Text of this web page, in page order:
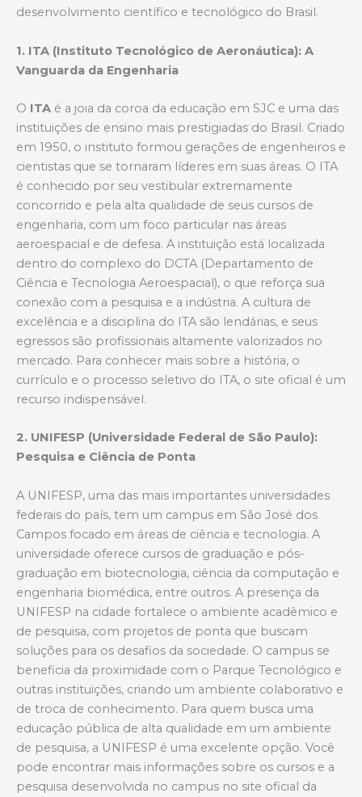
desenvolvimento científico e tecnológico do Brasil.
1. ITA (Instituto Tecnológico de Aeronáutica): A
Vanguarda da Engenharia
O ITA é a joia da coroa da educação em SJC e uma das
instituições de ensino mais prestigiadas do Brasil. Criado
em 1950, o instituto formou gerações de engenheiros e
cientistas que se tornaram líderes em suas áreas. O ITA
é conhecido por seu vestibular extremamente
concorrido e pela alta qualidade de seus cursos de
engenharia, com um foco particular nas áreas
aeroespacial e de defesa. A instituição está localizada
dentro do complexo do DCTA (Departamento de
Ciência e Tecnologia Aeroespacial), o que reforça sua
conexão com a pesquisa e a indústria. A cultura de
excelência e a disciplina do ITA são lendárias, e seus
egressos são profissionais altamente valorizados no
mercado. Para conhecer mais sobre a história, o
currículo e o processo seletivo do ITA, o site oficial é um
recurso indispensável.
2. UNIFESP (Universidade Federal de São Paulo):
Pesquisa e Ciência de Ponta
A UNIFESP, uma das mais importantes universidades
federais do país, tem um campus em São José dos
Campos focado em áreas de ciência e tecnologia. A
universidade oferece cursos de graduação e pós-
graduação em biotecnologia, ciência da computação e
engenharia biomédica, entre outros. A presença da
UNIFESP na cidade fortalece o ambiente acadêmico e
de pesquisa, com projetos de ponta que buscam
soluções para os desafios da sociedade. O campus se
beneficia da proximidade com o Parque Tecnológico e
outras instituições, criando um ambiente colaborativo e
de troca de conhecimento. Para quem busca uma
educação pública de alta qualidade em um ambiente
de pesquisa, a UNIFESP é uma excelente opção. Você
pode encontrar mais informações sobre os cursos e a
pesquisa desenvolvida no campus no site oficial da